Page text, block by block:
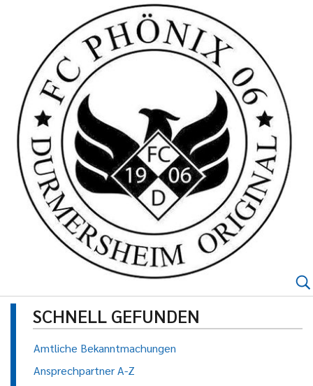
SCHNELL GEFUNDEN
Amtliche Bekanntmachungen
Ansprechpartner A-Z